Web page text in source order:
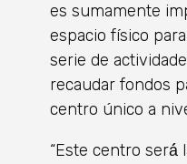
es sumamente
espacio físico
serie de
recaudar fondos
centro único a
“Este centro será́